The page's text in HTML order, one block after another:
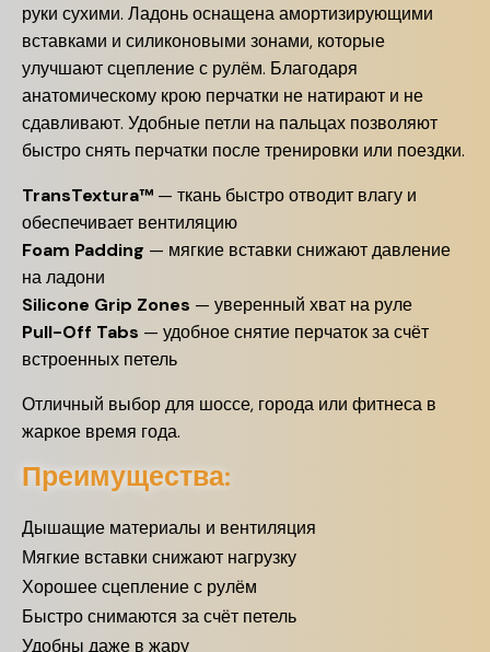
руки сухими. Ладонь оснащена амортизирующими
вставками и силиконовыми зонами, которые
улучшают сцепление с рулём. Благодаря
анатомическому крою перчатки не натирают и не
сдавливают. Удобные петли на пальцах позволяют
быстро снять перчатки после тренировки или поездки.
TransTextura™ — ткань быстро отводит влагу и
обеспечивает вентиляцию
Foam Padding — мягкие вставки снижают давление
на ладони
Silicone Grip Zones — уверенный хват на руле
Pull-Off Tabs — удобное снятие перчаток за счёт
встроенных петель
Отличный выбор для шоссе, города или фитнеса в
жаркое время года.
Преимущества:
Дышащие материалы и вентиляция
Мягкие вставки снижают нагрузку
Хорошее сцепление с рулём
Быстро снимаются за счёт петель
Удобны даже в жару